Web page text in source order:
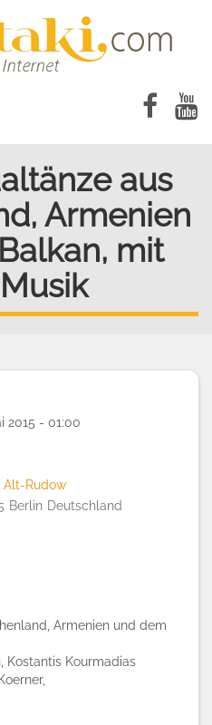
aus
Armenien
mit
2015 - 01:00
Alt-Rudow
Berlin Deutschland
Armenien und dem
Kostantis Kourmadias